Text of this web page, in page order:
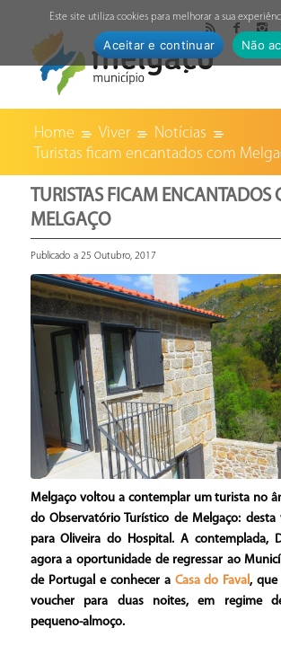
Home Viver
Notícias
Turistas ficam encantados com
TURISTAS FICAM ENCANTADOS
MELGAÇO
Publicado a 25 Outubro, 2017
Melgaço voltou a contemplar um turista no
do Observatório Turístico de Melgaço:
para Oliveira do Hospital. A contemplada,
agora a oportunidade de regressar ao
de Portugal e conhecer a Casa do Faval, que
voucher para duas noites, em regime
pequeno-almoço.
Este site utiliza cookies para melhorar a sua
Aceitar e continuar Não